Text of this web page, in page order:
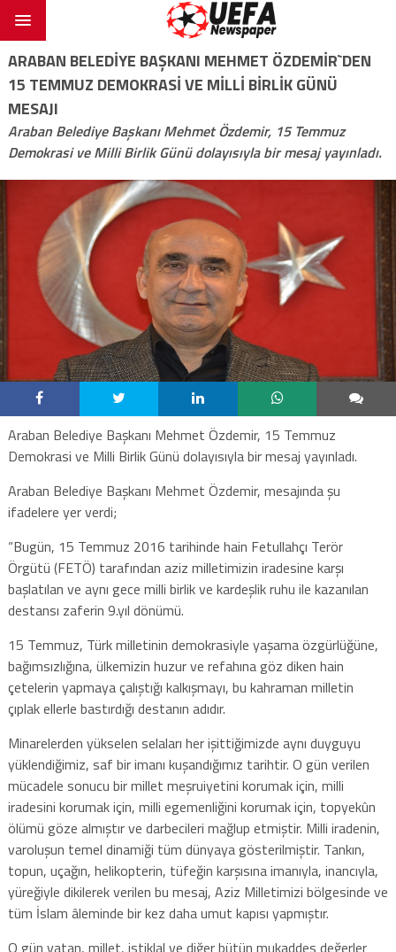
ARABAN BELEDİYE BAŞKANI MEHMET ÖZDEMİR`DEN
15 TEMMUZ DEMOKRASİ VE MİLLİ BİRLİK GÜNÜ
MESAJI
Araban Belediye Başkanı Mehmet Özdemir, 15 Temmuz
Demokrasi ve Milli Birlik Günü dolayısıyla bir mesaj yayınladı.
Araban Belediye Başkanı Mehmet Özdemir, 15 Temmuz
Demokrasi ve Milli Birlik Günü dolayısıyla bir mesaj yayınladı.
Araban Belediye Başkanı Mehmet Özdemir, mesajında şu
ifadelere yer verdi;
“Bugün, 15 Temmuz 2016 tarihinde hain Fetullahçı Terör
Örgütü (FETÖ) tarafından aziz milletimizin iradesine karşı
başlatılan ve aynı gece milli birlik ve kardeşlik ruhu ile kazanılan
destansı zaferin 9.yıl dönümü.
15 Temmuz, Türk milletinin demokrasiyle yaşama özgürlüğüne,
bağımsızlığına, ülkemizin huzur ve refahına göz diken hain
çetelerin yapmaya çalıştığı kalkışmayı, bu kahraman milletin
çıplak ellerle bastırdığı destanın adıdır.
Minarelerden yükselen selaları her işittiğimizde aynı duyguyu
yüklendiğimiz, saf bir imanı kuşandığımız tarihtir. O gün verilen
mücadele sonucu bir millet meşruiyetini korumak için, milli
iradesini korumak için, milli egemenliğini korumak için, topyekûn
ölümü göze almıştır ve darbecileri mağlup etmiştir. Milli iradenin,
varoluşun temel dinamiği tüm dünyaya gösterilmiştir. Tankın,
topun, uçağın, helikopterin, tüfeğin karşısına imanıyla, inancıyla,
yüreğiyle dikilerek verilen bu mesaj, Aziz Milletimizi bölgesinde ve
tüm İslam âleminde bir kez daha umut kapısı yapmıştır.
O gün vatan, millet, istiklal ve diğer bütün mukaddes değerler